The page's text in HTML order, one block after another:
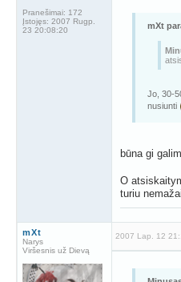
Pranešimai: 172
Įstojęs: 2007 Rugp.
23 20:08:20
mXt
Jo, 30-
nusiunti
būna gi
O
turiu
mXt
Narys
Viršesnis už Dievą
2007 Lap. 12